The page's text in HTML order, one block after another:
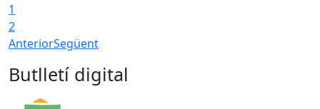
1
2
AnteriorSegüent
Butlletí digital